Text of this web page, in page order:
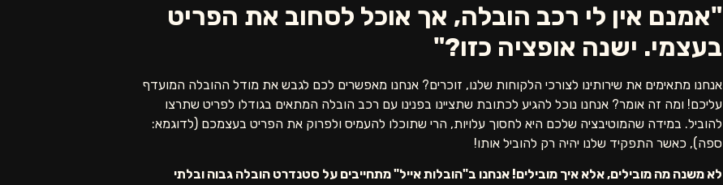
"אמנם אין לי רכב הובלה, אך אוכל לסחוב את הפריט
בעצמי. ישנה אופציה כזו?"
אנחנו מתאימים את שירותינו לצורכי הלקוחות שלנו, זוכרים? אנחנו מאפשרים לכם לגבש את מודל ההובלה המועדף
עליכם! ומה זה אומר? אנחנו נוכל להגיע לכתובת שתציינו בפנינו עם רכב הובלה המתאים בגודלו לפריט שתרצו
להוביל. במידה שהמוטיבציה שלכם היא לחסוך עלויות, הרי שתוכלו להעמיס ולפרוק את הפריט בעצמכם (לדוגמא:
ספה), כאשר התפקיד שלנו יהיה רק להוביל אותו!
לא משנה מה מובילים, אלא איך מובילים! אנחנו ב"הובלות אייל" מתחייבים על סטנדרט הובלה גבוה ובלתי